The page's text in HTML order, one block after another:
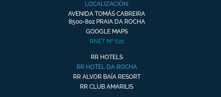
LOCALIZACIÓN:
AVENIDA TOMÁS CABREIRA
8500-802 PRAIA DA ROCHA
GOOGLE MAPS
RNET Nº 621
RR HOTELS
RR HOTEL DA ROCHA
RR ALVOR BAÍA RESORT
RR CLUB AMARILIS